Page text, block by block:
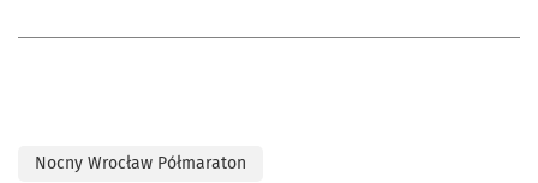
Nocny Wrocław Półmaraton